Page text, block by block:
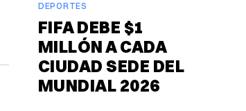
DEPORTES
FIFA DEBE $1
MILLÓN A CADA
CIUDAD SEDE DEL
MUNDIAL 2026